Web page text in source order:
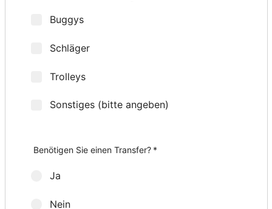
Buggys
Schläger
Trolleys
Sonstiges (bitte angeben)
Wie viele Golfschläger-Sets möchten Sie?
Herren-Sets *
Damen-Sets *
Weitere Zusatzleistungen
Benötigen Sie einen Transfer? *
Ja
Nein